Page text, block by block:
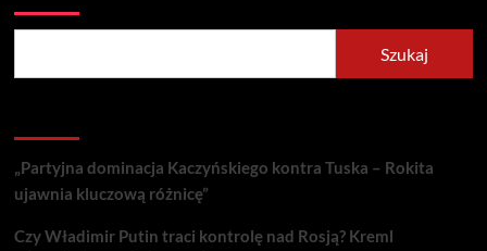
Szukaj
„Partyjna dominacja Kaczyńskiego kontra Tuska – Rokita
ujawnia kluczową różnicę”
Czy Władimir Putin traci kontrolę nad Rosją? Kreml